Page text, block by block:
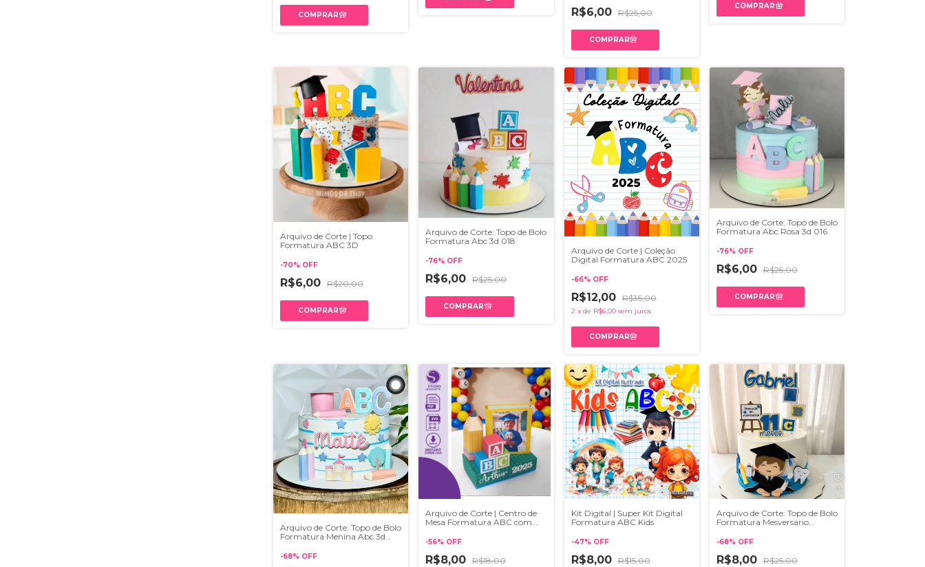
R$6,00 R$25,00
Arquivo de Corte | Topo
Formatura ABC 3D
-70% OFF
R$6,00 R$20,00
Arquivo de Corte: Topo de Bolo
Formatura Abc 3d 018
-76% OFF
R$6,00 R$25,00
Arquivo de Corte | Coleção
Digital Formatura ABC 2025
-66% OFF
R$12,00 R$35,00
2 x de R$6,00 sem juros
Arquivo de Corte: Topo de Bolo
Formatura Abc Rosa 3d 016
-76% OFF
R$6,00 R$25,00
Arquivo de Corte: Topo de Bolo
Formatura Menina Abc 3d
-68% OFF
Arquivo de Corte | Centro de
Mesa Formatura ABC com
-56% OFF
R$8,00 R$18,00
Kit Digital | Super Kit Digital
Formatura ABC Kids
-47% OFF
R$8,00 R$15,00
Arquivo de Corte: Topo de Bolo
Formatura Mesversario
-68% OFF
R$8,00 R$25,00